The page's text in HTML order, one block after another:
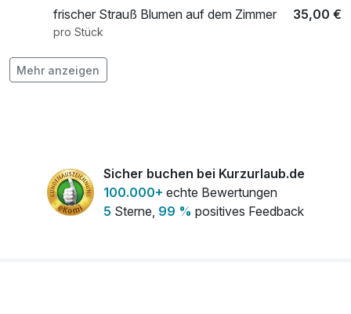
frischer Strauß Blumen auf dem Zimmer 35,00 €
pro Stück
Genuss Pur
Mehr anzeigen
Sicher buchen bei Kurzurlaub.de
100.000+ echte Bewertungen
5 Sterne, 99 % positives Feedback